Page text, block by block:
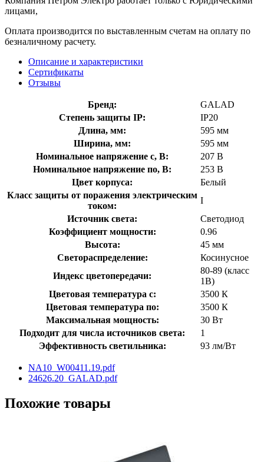
лицами,
Оплата производится по выставленным счетам на оплату по
безналичному расчету.
Описание и характеристики
Сертификаты
Отзывы
Бренд:
GALAD
Степень защиты IP:
IP20
Длина, мм:
595 мм
Ширина, мм:
595 мм
Номинальное напряжение с, В:
207 В
Номинальное напряжение по, В:
253 В
Цвет корпуса:
Белый
Класс защиты от поражения электрическим
током:
I
Источник света:
Светодиод
Коэффициент мощности:
0.96
Высота:
45 мм
Светораспределение:
Косинусное
Индекс цветопередачи:
80-89 (класс
1В)
Цветовая температура с:
3500 К
Цветовая температура по:
3500 К
Максимальная мощность:
30 Вт
Подходит для числа источников света:
1
Эффективность светильника:
93 лм/Вт
NA10_W00411.19.pdf
24626.20_GALAD.pdf
Похожие товары